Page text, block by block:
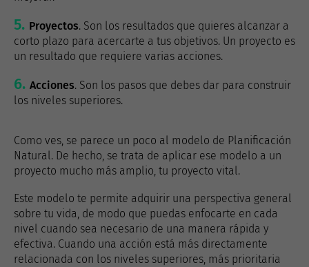
Proyectos. Son los resultados que quieres alcanzar a
corto plazo para acercarte a tus objetivos. Un proyecto es
un resultado que requiere varias acciones.
Acciones. Son los pasos que debes dar para construir
los niveles superiores.
Como ves, se parece un poco al modelo de Planificación
Natural. De hecho, se trata de aplicar ese modelo a un
proyecto mucho más amplio, tu proyecto vital.
Este modelo te permite adquirir una perspectiva general
sobre tu vida, de modo que puedas enfocarte en cada
nivel cuando sea necesario de una manera rápida y
efectiva. Cuando una acción está más directamente
relacionada con los niveles superiores, más prioritaria